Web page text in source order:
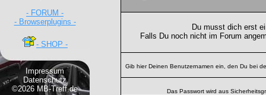
- FORUM -
- Browserplugins -
- SHOP -
Impressum
Datenschutz
©2026 MB-Treff.de
Du musst dich erst
Falls Du noch nicht im Forum
Gib hier Deinen Benutzernamen ein, den Du bei
Das Passwort wird aus